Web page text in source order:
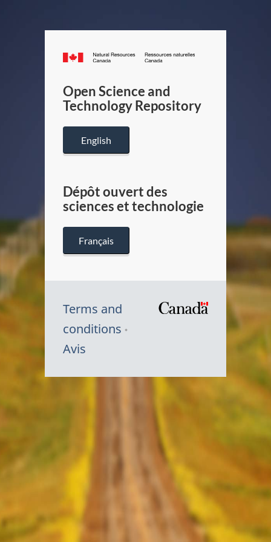
Canada.ca
/
Canada
Open Science and
Technology Repository
English
Dépôt ouvert des
sciences et technologie
Français
Terms and
conditions
Avis
Symbole
Canada